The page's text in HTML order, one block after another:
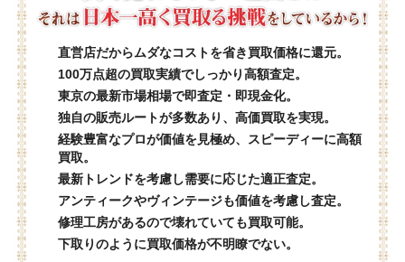
直営店だからムダなコストを省き買取価格に還元。
100万点超の買取実績でしっかり高額査定。
東京の最新市場相場で即査定・即現金化。
独自の販売ルートが多数あり、高価買取を実現。
経験豊富なプロが価値を見極め、スピーディーに高額
買取。
最新トレンドを考慮し需要に応じた適正査定。
アンティークやヴィンテージも価値を考慮し査定。
修理工房があるので壊れていても買取可能。
下取りのように買取価格が不明瞭でない。